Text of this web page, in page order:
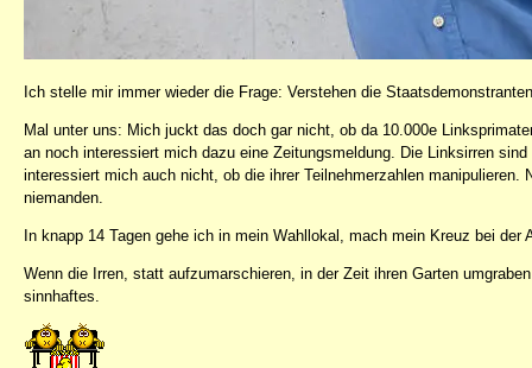
Ich stelle mir immer wieder die Frage: Verstehen die
Mal unter uns: Mich juckt das doch gar nicht, ob da 10.000e
an noch interessiert mich dazu eine Zeitungsmeldung. Die Linksirren
interessiert mich auch nicht, ob die ihrer Teilnehmerzahlen
niemanden.
In knapp 14 Tagen gehe ich in mein Wahllokal, mach mein Kreuz bei
Wenn die Irren, statt aufzumarschieren, in der Zeit ihren Garten
sinnhaftes.